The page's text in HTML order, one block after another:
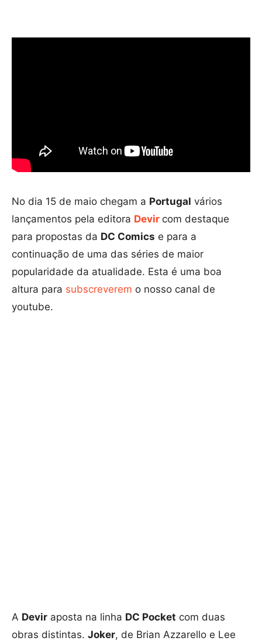
No dia 15 de maio chegam a Portugal vários
lançamentos pela editora Devir com destaque
para propostas da DC Comics e para a
continuação de uma das séries de maior
popularidade da atualidade. Esta é uma boa
altura para subscreverem o nosso canal de
youtube.
A Devir aposta na linha DC Pocket com duas
obras distintas. Joker, de Brian Azzarello e Lee